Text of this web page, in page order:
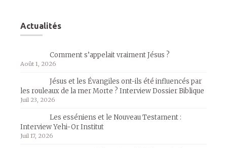
Actualités
Comment s’appelait vraiment Jésus ?
Août 1, 2026
Jésus et les Évangiles ont-ils été influencés par
les rouleaux de la mer Morte ? Interview Dossier Biblique
Juil 23, 2026
Les esséniens et le Nouveau Testament :
Interview Yehi-Or Institut
Juil 17, 2026